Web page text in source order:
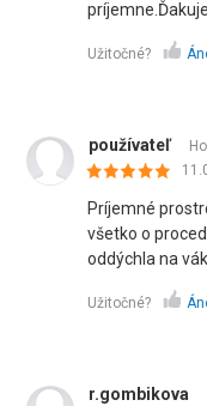
Užitočné?
používateľ
Príjemné
všetko o
oddýchla na
Užitočné?
r.gombikova